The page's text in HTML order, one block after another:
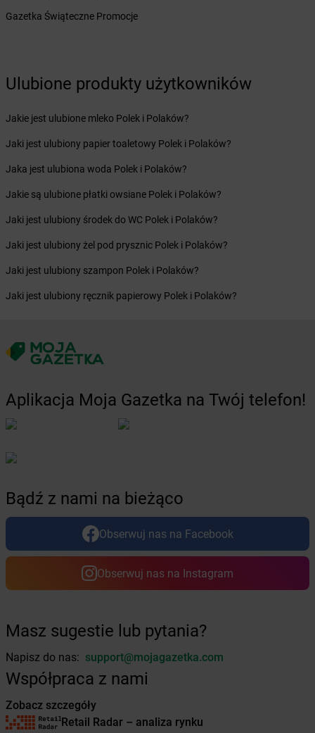
Żabka
Bliżyn
Blok Dobryszyce
Żabka Bobolin
Żabka Bobowa
Żabka
Bobrek
Żabka
Żabka Bochnia
Żabka
Bodzechów
Żabka
Żabka Bogatki
Żabka
Bogatynia
Żabka
Bogdaniec
Żabka Bogdanowo
Żabka
Boguchwała
Żabka
Boguchwałowice
Żabka Boguszów-Gorce
Żabka Bojano
Żabka Bojszowy
Żabka Bolęcin
Żabka
Żabka
Żabka Bońki
Żabka Borawe
Borek Stary
Żabka Borek Wielkopolski
Borkowo
Żabka
Borne Sulinowo
Żabka Borowianka
Żabka Borówiec
Borówno
Żabka Borowo
Żabka Boruja Kościelna
Żabka Borzęcin Duży
Gazetka Świąteczne Promocje
Ulubione produkty użytkowników
Jakie jest ulubione mleko Polek i Polaków?
Jaki jest ulubiony papier toaletowy Polek i Polaków?
Jaka jest ulubiona woda Polek i Polaków?
Jakie są ulubione płatki owsiane Polek i Polaków?
Jaki jest ulubiony środek do WC Polek i Polaków?
Jaki jest ulubiony żel pod prysznic Polek i Polaków?
Jaki jest ulubiony szampon Polek i Polaków?
Jaki jest ulubiony ręcznik papierowy Polek i Polaków?
Aplikacja Moja Gazetka na Twój telefon!
Bądź z nami na bieżąco
Obserwuj nas na Facebook
Obserwuj nas na Instagram
Masz sugestie lub pytania?
Napisz do nas: support@mojagazetka.com
Współpraca z nami
Zobacz szczegóły
Retail Radar – analiza rynku